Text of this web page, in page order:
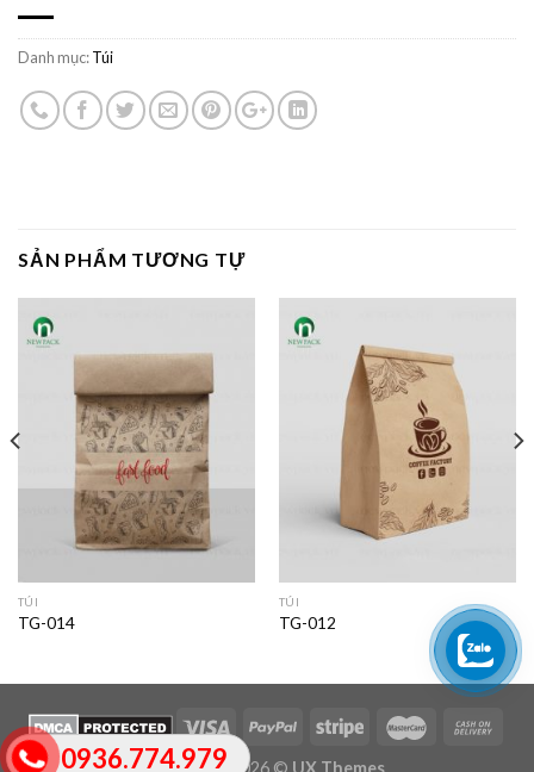
0936.774.979
Danh mục:Túi
SẢN PHẨM TƯƠNG TỰ
TÚI
TG-014
TÚI
TG-012